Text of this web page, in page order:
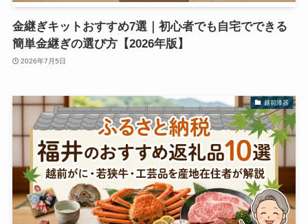
金継ぎキットおすすめ7選｜初心者でも自宅でできる
簡単金継ぎの選び方【2026年版】
2026年7月5日
越前漆器